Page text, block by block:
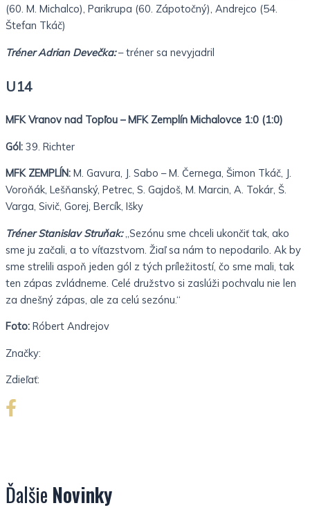
(60. M. Michalco), Parikrupa (60. Zápotočný), Andrejco (54.
Štefan Tkáč)
Tréner Adrian Devečka:– tréner sa nevyjadril
U14
MFK Vranov nad Topľou – MFK Zemplín Michalovce 1:0 (1:0)
Gól: 39. Richter
MFK ZEMPLÍN: M. Gavura, J. Sabo – M. Černega, Šimon Tkáč, J.
Voroňák, Lešňanský, Petrec, S. Gajdoš, M. Marcin, A. Tokár, Š.
Varga, Sivič, Gorej, Bercík, Išky
Tréner Stanislav Struňak:„Sezónu sme chceli ukončiť tak, ako
sme ju začali, a to víťazstvom. Žiaľ sa nám to nepodarilo. Ak by
sme strelili aspoň jeden gól z tých príležitostí, čo sme mali, tak
ten zápas zvládneme. Celé družstvo si zaslúži pochvalu nie len
za dnešný zápas, ale za celú sezónu.“
Foto: Róbert Andrejov
Značky:
Zdieľať:
Ďalšie Novinky